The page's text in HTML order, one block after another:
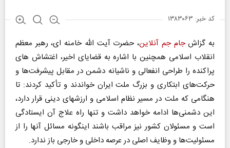
کد خبر: ۱۳۸۳۰۶۳
به گزاشجام جم آنلاین، حضرت آیت الله خامنه ای، رهبر معظم
انقلاب اسلامی همچنین با اشاره به قضایای اخیر، اغتشاش‌ های
پراکنده را طراحی انفعالی و ناشیانه دشمن در مقابل پیشرفت‌ها و
حرکت‌های ابتکاری و بزرگ ملت ایران خواندند و تأکید کردند: تا
هنگامی که ملت در مسیر نظام اسلامی و ارزشهای دینی قرار دارد،
این دشمنی‌ها ادامه خواهد داشت و تنها راه علاج آن ایستادگی
است و مسئولان کشور نیز مراقب باشند اینگونه مسائل آنها را از
مسئولیت‌ها و وظایف اصلی در عرصه داخلی و خارجی باز ندارد.